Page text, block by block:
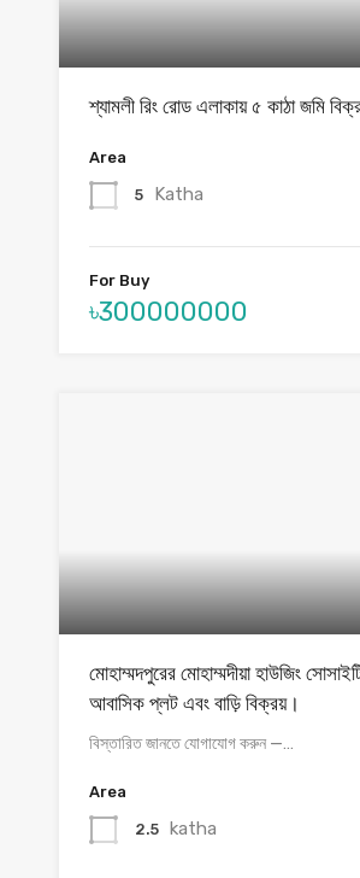
শ্যামলী রিং রোড এলাকায় ৫ কাঠা জমি
Area
5 Katha
For Buy
৳300000000
মোহাম্মদপুরের মোহাম্মদীয়া হাউজিং
আবাসিক প্লট এবং বাড়ি বিক্রয়।
বিস্তারিত জানতে যোগাযোগ করুন —…
Area
2.5 katha